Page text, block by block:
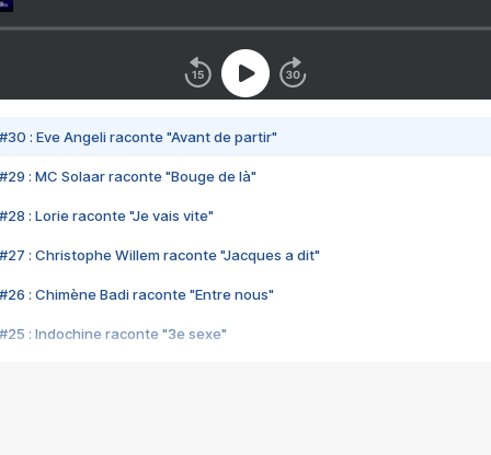
#30 : Eve Angeli raconte "Avant de partir"
#29 : MC Solaar raconte "Bouge de là"
#28 : Lorie raconte "Je vais vite"
#27 : Christophe Willem raconte "Jacques a dit"
#26 : Chimène Badi raconte "Entre nous"
#25 : Indochine raconte "3e sexe"